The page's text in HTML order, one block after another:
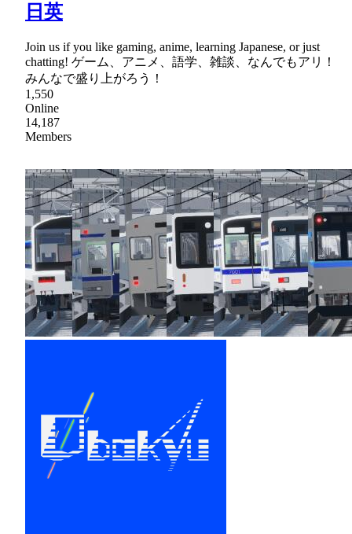
日英
Join us if you like gaming, anime, learning Japanese, or just
chatting! ゲーム、アニメ、語学、雑談、なんでもアリ！
みんなで盛り上がろう！
1,550
Online
14,187
Members